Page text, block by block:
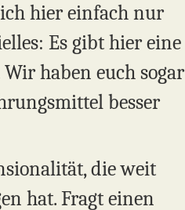
hier einfach nur
Es gibt hier eine
haben euch sogar
besser
die weit
hat. Fragt einen